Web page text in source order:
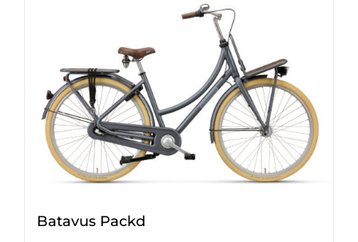
Batavus Packd